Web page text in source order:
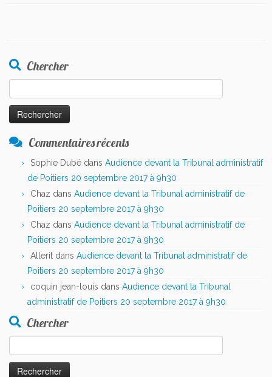
Chercher
Commentaires récents
Sophie Dubé dans Audience devant la Tribunal administratif
de Poitiers 20 septembre 2017 à 9h30
Chaz dans Audience devant la Tribunal administratif de
Poitiers 20 septembre 2017 à 9h30
Chaz dans Audience devant la Tribunal administratif de
Poitiers 20 septembre 2017 à 9h30
Allerit dans Audience devant la Tribunal administratif de
Poitiers 20 septembre 2017 à 9h30
coquin jean-louis dans Audience devant la Tribunal
administratif de Poitiers 20 septembre 2017 à 9h30
Chercher